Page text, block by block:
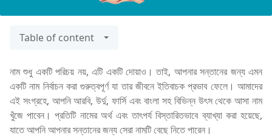
Table of content
নাম শুধু একটি পরিচয় নয়, এটি একটি দোয়াও। তাই, আপনার সন্তানের জন্য এমন
একটি নাম নির্বাচন করা গুরুত্বপূর্ণ যা তার জীবনে ইতিবাচক প্রভাব ফেলে। আমাদের
এই সংগ্রহে, আপনি আরবি, উর্দু, ফার্সি এবং বাংলা সহ বিভিন্ন উৎস থেকে আসা নাম
খুঁজে পাবেন। প্রতিটি নামের অর্থ এবং তাৎপর্য বিস্তারিতভাবে ব্যাখ্যা করা হয়েছে,
যাতে আপনি আপনার সন্তানের জন্য সেরা নামটি বেছে নিতে পারেন।